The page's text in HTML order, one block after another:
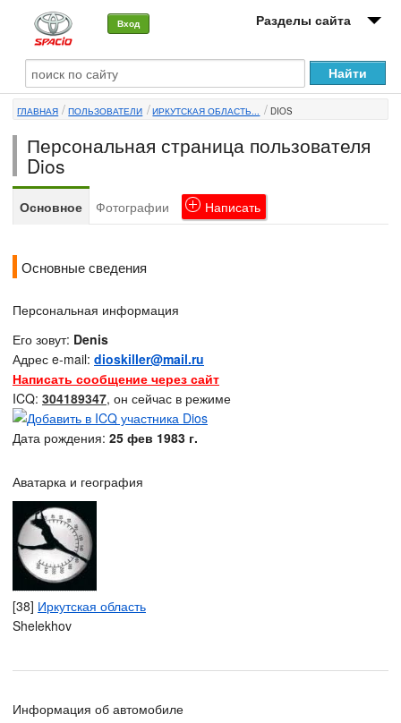
Вход Разделы сайта
О машине
Автоклуб
Форумы
Сервисы и услуги
ГЛАВНАЯ ПОЛЬЗОВАТЕЛИ ИРКУТСКАЯ ОБЛАСТЬ... DIOS
Персональная страница пользователя
Dios
Основное Фотографии Написать
Основные сведения
Персональная информация
Его зовут: Denis
Адрес e-mail: dioskiller@mail.ru
Написать сообщение через сайт
ICQ: 304189347, он сейчас в режиме
Дата рождения: 25 фев 1983 г.
Аватарка и география
[38] Иркутская область
Shelekhov
Информация об автомобиле